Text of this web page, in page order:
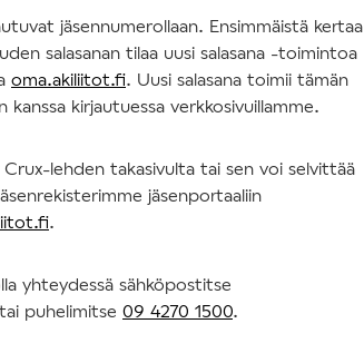
jäsennumerollaan. Ensimmäistä kertaa
salasanan tilaa uusi salasana -toimintoa
oma.akiliitot.fi. Uusi salasana toimii tämän
kanssa kirjautuessa verkkosivuillamme.
lehden takasivulta tai sen voi selvittää
jäsenportaaliin
.
yhteydessä sähköpostitse
tai puhelimitse 09 4270 1500.